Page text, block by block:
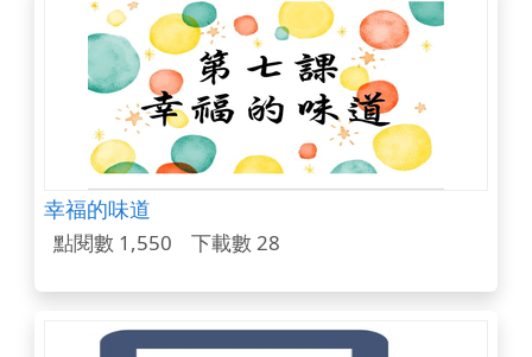
幸福的味道
點閱數 1,550 下載數 28